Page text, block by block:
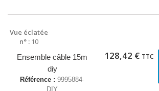
Vue éclatée
n° :10
Ensemble câble 15m
diy
Référence : 9995884-
DIY
128,42 € TTC